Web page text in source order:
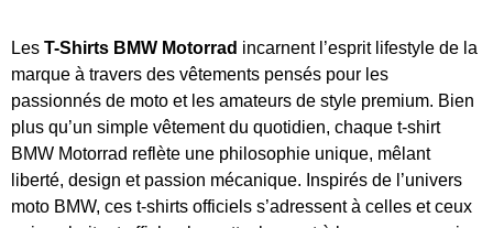
Les T-Shirts BMW Motorrad incarnent l’esprit lifestyle de la
marque à travers des vêtements pensés pour les
passionnés de moto et les amateurs de style premium. Bien
plus qu’un simple vêtement du quotidien, chaque t-shirt
BMW Motorrad reflète une philosophie unique, mêlant
liberté, design et passion mécanique. Inspirés de l’univers
moto BMW, ces t-shirts officiels s’adressent à celles et ceux